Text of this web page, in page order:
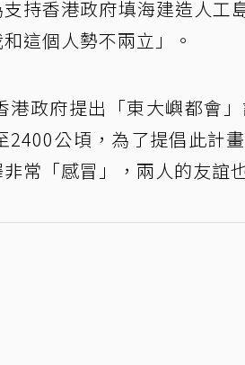
持香港政府填海建造人工
這個人勢不兩立」。
港政府提出「東大嶼都會
2400公頃，為了提倡此計
常「感冒」，兩人的友誼